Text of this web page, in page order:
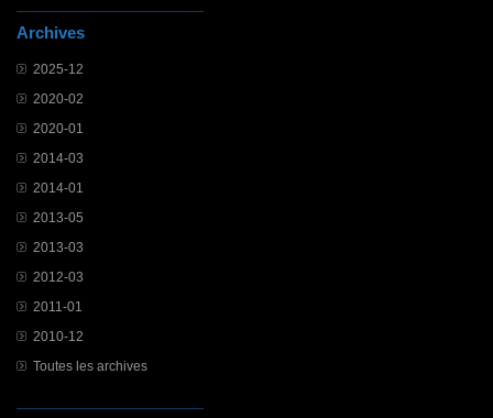
Archives
2025-12
2020-02
2020-01
2014-03
2014-01
2013-05
2013-03
2012-03
2011-01
2010-12
Toutes les archives